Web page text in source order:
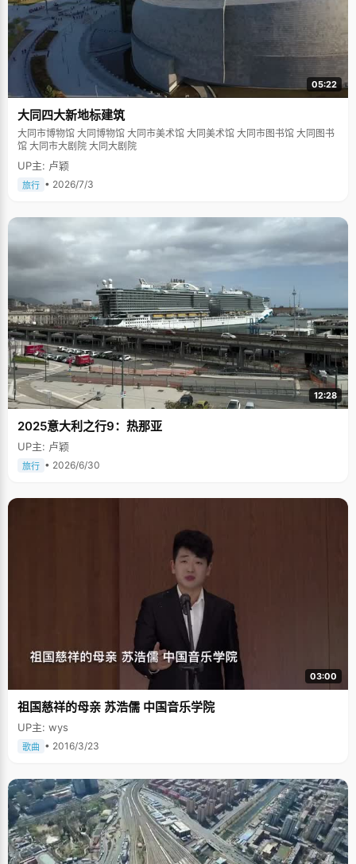
05:22
大同四大新地标建筑
大同市博物馆 大同博物馆 大同市美术馆 大同美术馆 大同市图书馆 大同图书
馆 大同市大剧院 大同大剧院
UP主: 卢颖
旅行 • 2026/7/3
12:28
2025意大利之行9：热那亚
UP主: 卢颖
旅行 • 2026/6/30
03:00
祖国慈祥的母亲 苏浩儒 中国音乐学院
UP主: wys
歌曲 • 2016/3/23